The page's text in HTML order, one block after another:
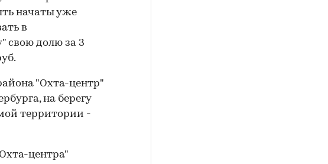
начаты уже
в
свою долю за 3
"Охта-центр"
на берегу
территории -
центра"